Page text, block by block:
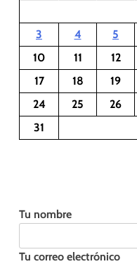
3
4 5
10
11 12
17
18 19
24
25 26
31
Tu nombre
Tu correo electrónico